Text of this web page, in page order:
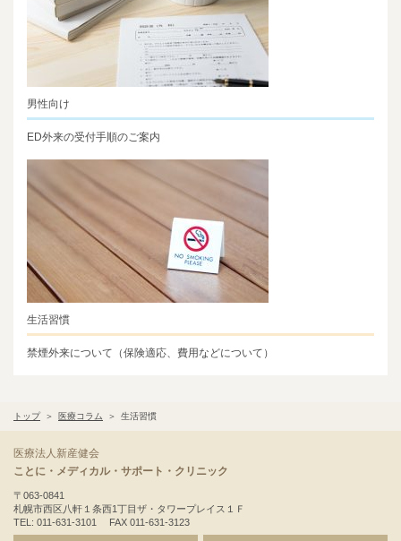
男性向け
ED外来の受付手順のご案内
生活習慣
禁煙外来について（保険適応、費用などについて）
トップ 医療コラム 生活習慣
医療法人新産健会
ことに・メディカル・サポート・クリニック
〒063-0841
札幌市西区八軒１条西1丁目ザ・タワープレイス１Ｆ
TEL: 011-631-3101 FAX 011-631-3123